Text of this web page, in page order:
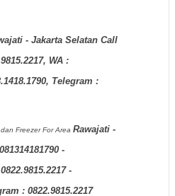
- Jakarta Selatan Call
WA :
Telegram :
FreezerFor Area Rawajati -
-
-
: 0822.9815.2217